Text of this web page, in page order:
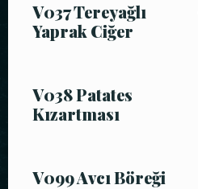
V037 Tereyağlı
Yaprak Ciğer
V038 Patates
Kızartması
V099 Avcı Böreği